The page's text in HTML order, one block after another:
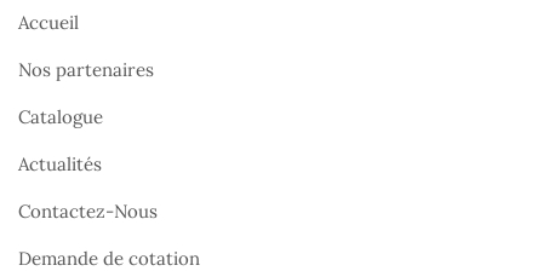
Accueil
Nos partenaires
Catalogue
Actualités
Contactez-Nous
Demande de cotation